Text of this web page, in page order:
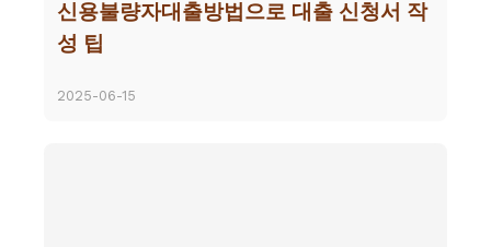
신용불량자대출방법으로 대출 신청서 작
성 팁
2025-06-15